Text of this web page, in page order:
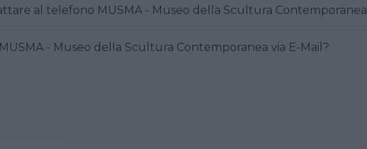
Come posso contattare al telefono MUSMA - Museo della Scultura
Posso contattare MUSMA - Museo della Scultura Contemporanea via E-Mail?